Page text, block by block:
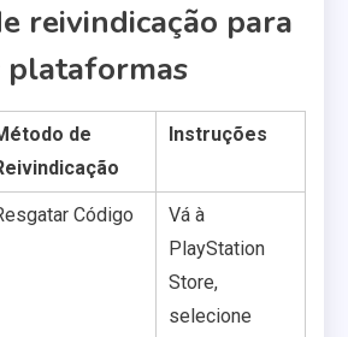
reivindicação para
de
Instruções
Código
Vá à
PlayStation
Store,
selecione